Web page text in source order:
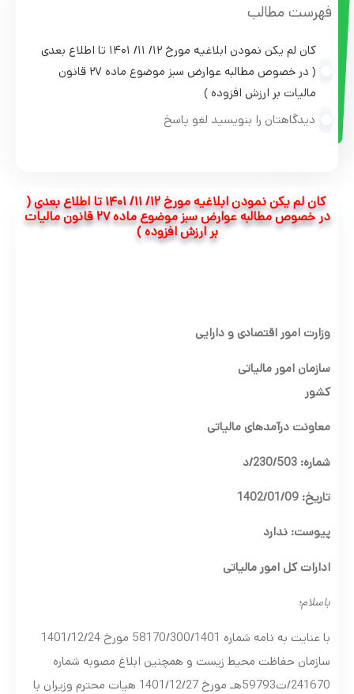
فهرست مطالب
کان لم یکن نمودن ابلاغیه مورخ ۱۲/ ۱۱/ ۱۴۰۱ تا اطلاع بعدی
( در خصوص مطالبه عوارض سبز موضوع ماده ۲۷ قانون
مالیات بر ارزش افزوده )
دیدگاهتان را بنویسید لغو پاسخ
کان لم یکن نمودن ابلاغیه مورخ ۱۲/ ۱۱/ ۱۴۰۱ تا اطلاع بعدی (
در خصوص مطالبه عوارض سبز موضوع ماده ۲۷ قانون مالیات
بر ارزش افزوده )
وزارت امور اقتصادی و دارایی
سازمان امور مالیاتی
معاونت درآمدهای مالیاتی
شماره: 230/503/د
تاریخ: 1402/01/09
پیوست: ندارد
ادارات کل امور مالیاتی
باسلام؛
با عنایت به نامه شماره 58170/300/1401 مورخ 1401/12/24
سازمان حفاظت محیط زیست و همچنین ابلاغ مصوبه شماره
241670/ت59793هـ مورخ 1401/12/27 هیات محترم وزیران با